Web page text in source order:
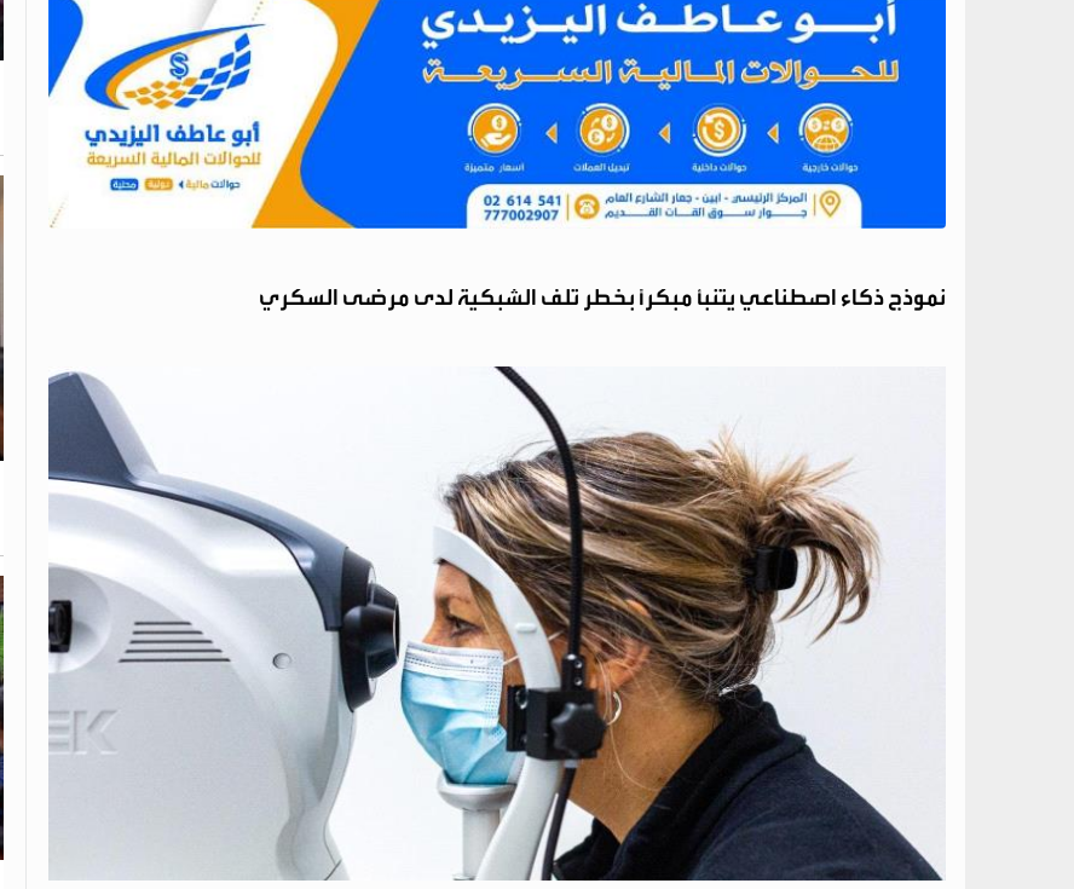
نموذج ذكاء اصطناعي يتنبأ مبكرًا بخطر تلف الشبكية لدى مرضى السكري